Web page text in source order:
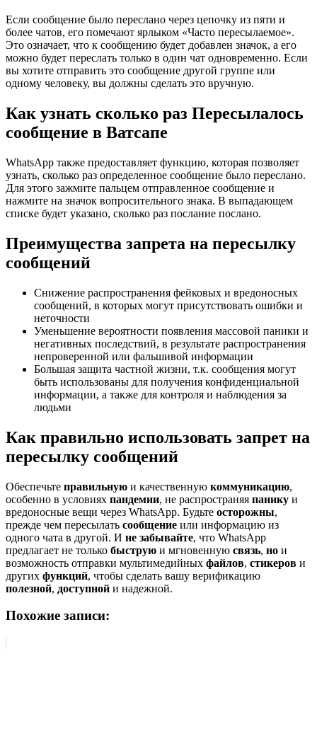
Если сообщение было переслано через цепочку из пяти и
более чатов, его помечают ярлыком «Часто пересылаемое».
Это означает, что к сообщению будет добавлен значок, а его
можно будет переслать только в один чат одновременно. Если
вы хотите отправить это сообщение другой группе или
одному человеку, вы должны сделать это вручную.
Как узнать сколько раз Пересылалось
сообщение в Ватсапе
WhatsApp также предоставляет функцию, которая позволяет
узнать, сколько раз определенное сообщение было переслано.
Для этого зажмите пальцем отправленное сообщение и
нажмите на значок вопросительного знака. В выпадающем
списке будет указано, сколько раз послание послано.
Преимущества запрета на пересылку
сообщений
Снижение распространения фейковых и вредоносных
сообщений, в которых могут присутствовать ошибки и
неточности
Уменьшение вероятности появления массовой паники и
негативных последствий, в результате распространения
непроверенной или фальшивой информации
Большая защита частной жизни, т.к. сообщения могут
быть использованы для получения конфиденциальной
информации, а также для контроля и наблюдения за
людьми
Как правильно использовать запрет на
пересылку сообщений
Обеспечьте правильную и качественную коммуникацию,
особенно в условиях пандемии, не распространяя панику и
вредоносные вещи через WhatsApp. Будьте осторожны,
прежде чем пересылать сообщение или информацию из
одного чата в другой. И не забывайте, что WhatsApp
предлагает не только быструю и мгновенную связь, но и
возможность отправки мультимедийных файлов, стикеров и
других функций, чтобы сделать вашу верификацию
полезной, доступной и надежной.
Похожие записи: